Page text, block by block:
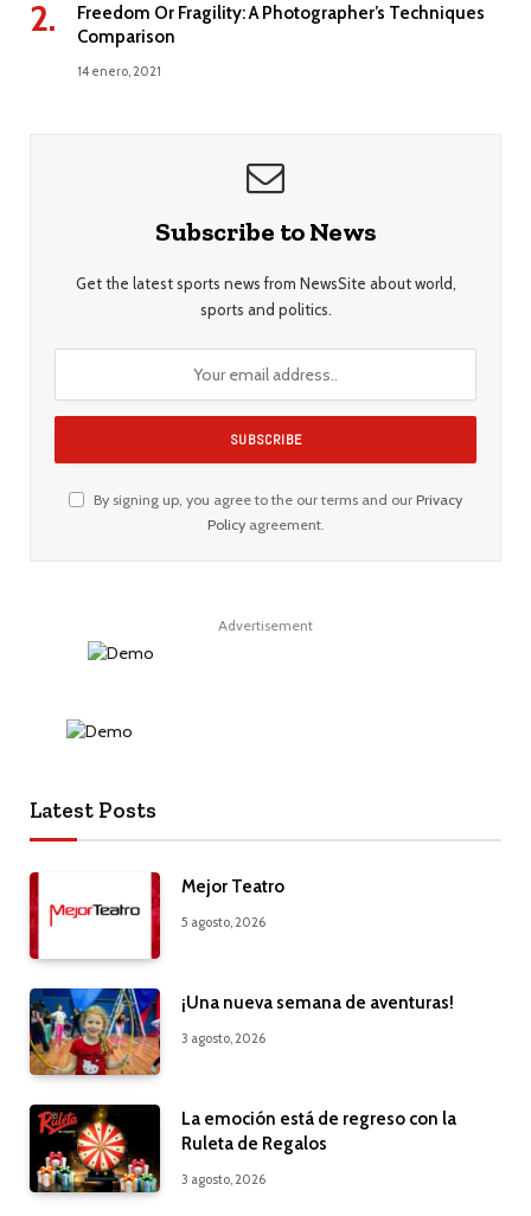
Freedom Or Fragility: A Photographer’s Techniques
Comparison
14 enero, 2021
Subscribe to News
Get the latest sports news from NewsSite about world,
sports and politics.
By signing up, you agree to the our terms and our Privacy
Policyagreement.
Advertisement
Latest Posts
Mejor Teatro
5 agosto, 2026
¡Una nueva semana de aventuras!
3 agosto, 2026
La emoción está de regreso con la
Ruleta de Regalos
3 agosto, 2026